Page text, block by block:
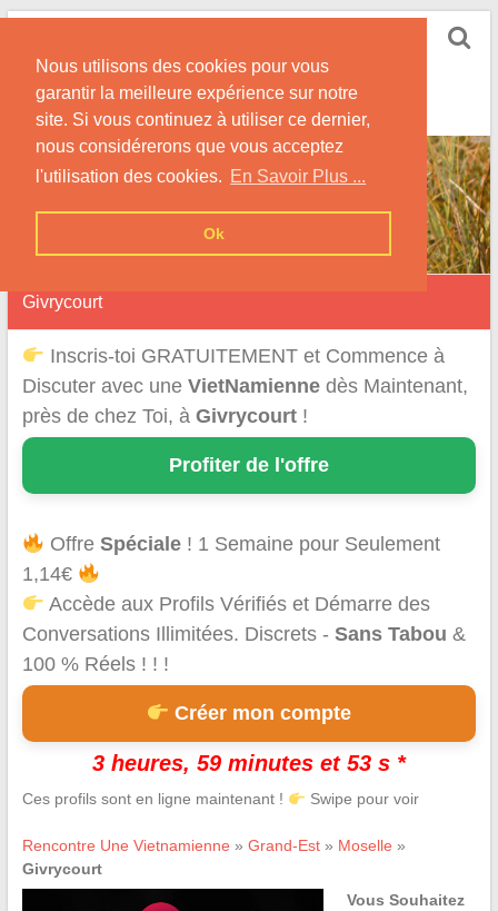
Nous utilisons des cookies pour vous
garantir la meilleure expérience sur notre
site. Si vous continuez à utiliser ce dernier,
nous considérerons que vous acceptez
l'utilisation des cookies. En Savoir Plus ...
Ok
Skip
contentVietnamienne
Rencontre une Célibataire Originaire du VietNam !
Givrycourt
Inscris-toi GRATUITEMENT et Commence à
Discuter avec une VietNamiennedès Maintenant,
près de chez Toi, à Givrycourt!
Profiter de l'offre
OffreSpéciale ! 1 Semaine pour Seulement
1,14€
Accède aux Profils Vérifiés et Démarre des
Conversations Illimitées. Discrets - Sans Tabou &
100 % Réels ! ! !
Créer mon compte
3 heures, 59 minutes et 53 s *
Ces profils sont en ligne maintenant ! Swipe pour voir
Rencontre Une Vietnamienne » Grand-Est» Moselle »
Givrycourt
Vous Souhaitez